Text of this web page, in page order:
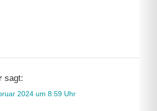
sagt:
2024 um 8:59 Uhr